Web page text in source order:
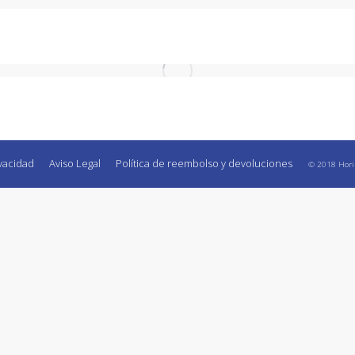
Aviso Legal Política de reembolso y devoluciones © 2018